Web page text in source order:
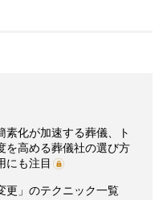
素化が加速する葬儀、ト
高める葬儀社の選び方
にも注目
更」のテクニック一覧